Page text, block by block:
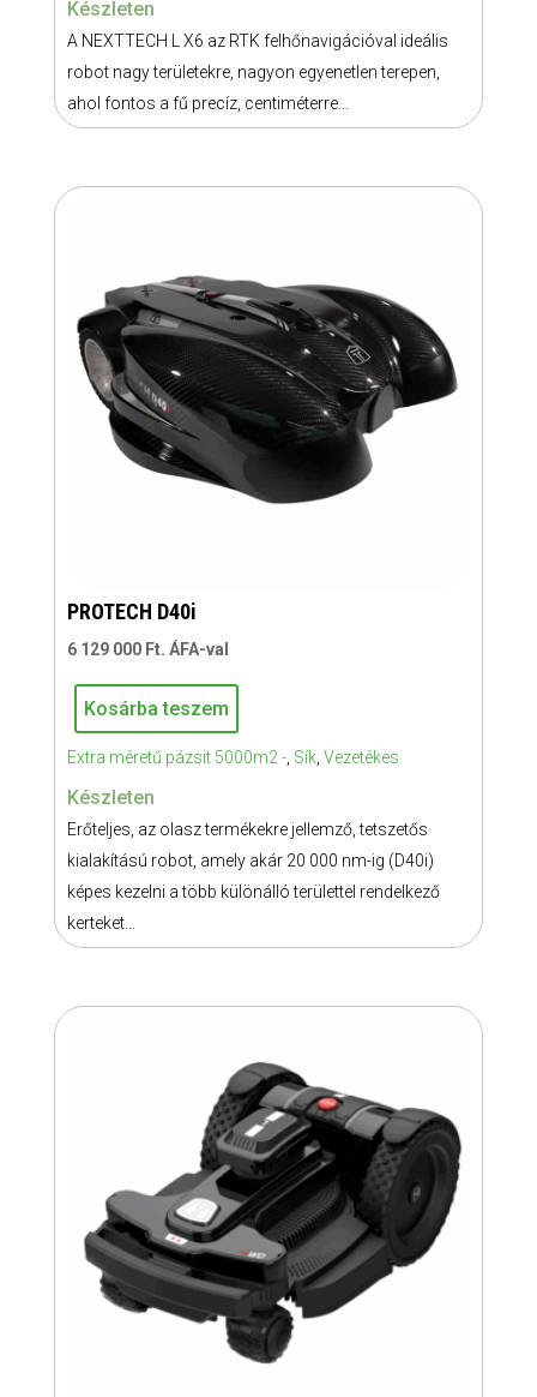
Készleten
A NEXTTECH L X6 az RTK felhőnavigációval ideális
robot nagy területekre, nagyon egyenetlen terepen,
ahol fontos a fű precíz, centiméterre...
PROTECH D40i
6 129 000 Ft. ÁFA-val
PROTECH
D40i
mennyiség
Kosárba teszem
Extra méretű pázsit 5000m2 -, Sík, Vezetékes
Készleten
Erőteljes, az olasz termékekre jellemző, tetszetős
kialakítású robot, amely akár 20 000 nm-ig (D40i)
képes kezelni a több különálló területtel rendelkező
kerteket...